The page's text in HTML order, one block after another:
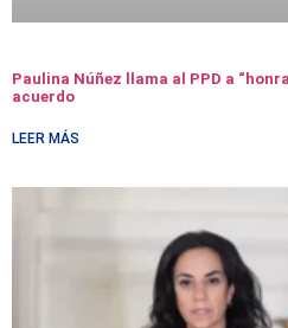
Paulina Núñez llama al PPD a
acuerdo
LEER MÁS